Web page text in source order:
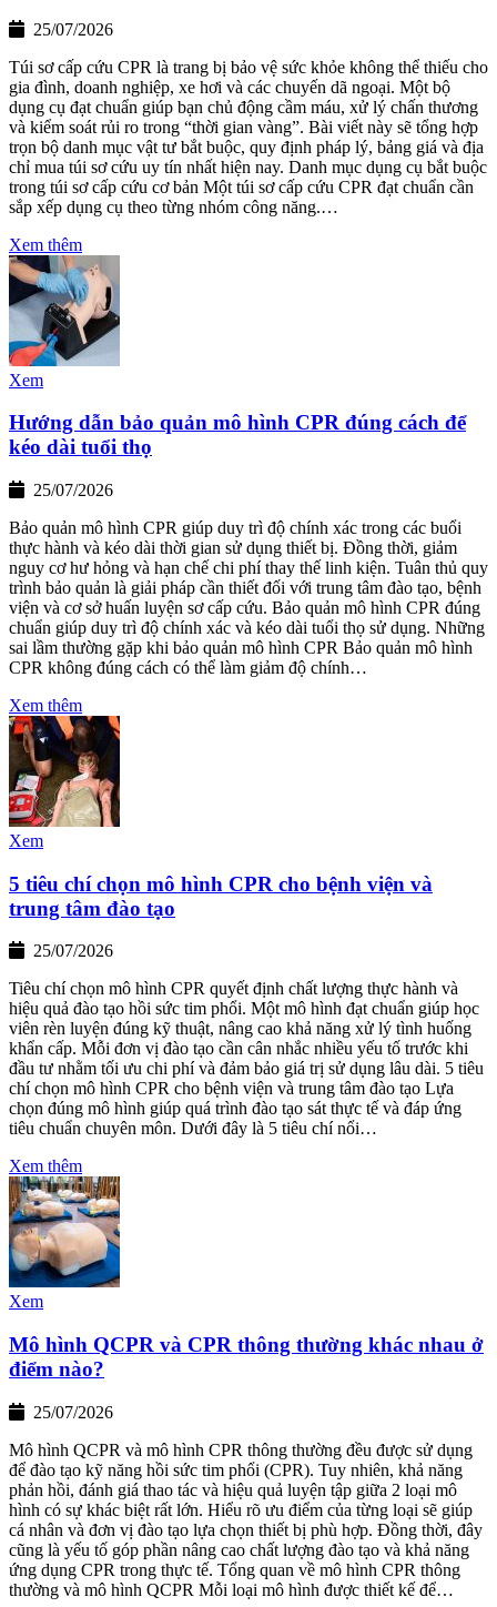
25/07/2026
Túi sơ cấp cứu CPR là trang bị bảo vệ sức khỏe không thể thiếu cho
gia đình, doanh nghiệp, xe hơi và các chuyến dã ngoại. Một bộ
dụng cụ đạt chuẩn giúp bạn chủ động cầm máu, xử lý chấn thương
và kiểm soát rủi ro trong “thời gian vàng”. Bài viết này sẽ tổng hợp
trọn bộ danh mục vật tư bắt buộc, quy định pháp lý, bảng giá và địa
chỉ mua túi sơ cứu uy tín nhất hiện nay. Danh mục dụng cụ bắt buộc
trong túi sơ cấp cứu cơ bản Một túi sơ cấp cứu CPR đạt chuẩn cần
sắp xếp dụng cụ theo từng nhóm công năng.…
Xem thêm
Xem
Hướng dẫn bảo quản mô hình CPR đúng cách để
kéo dài tuổi thọ
25/07/2026
Bảo quản mô hình CPR giúp duy trì độ chính xác trong các buổi
thực hành và kéo dài thời gian sử dụng thiết bị. Đồng thời, giảm
nguy cơ hư hỏng và hạn chế chi phí thay thế linh kiện. Tuân thủ quy
trình bảo quản là giải pháp cần thiết đối với trung tâm đào tạo, bệnh
viện và cơ sở huấn luyện sơ cấp cứu. Bảo quản mô hình CPR đúng
chuẩn giúp duy trì độ chính xác và kéo dài tuổi thọ sử dụng. Những
sai lầm thường gặp khi bảo quản mô hình CPR Bảo quản mô hình
CPR không đúng cách có thể làm giảm độ chính…
Xem thêm
Xem
5 tiêu chí chọn mô hình CPR cho bệnh viện và
trung tâm đào tạo
25/07/2026
Tiêu chí chọn mô hình CPR quyết định chất lượng thực hành và
hiệu quả đào tạo hồi sức tim phổi. Một mô hình đạt chuẩn giúp học
viên rèn luyện đúng kỹ thuật, nâng cao khả năng xử lý tình huống
khẩn cấp. Mỗi đơn vị đào tạo cần cân nhắc nhiều yếu tố trước khi
đầu tư nhằm tối ưu chi phí và đảm bảo giá trị sử dụng lâu dài. 5 tiêu
chí chọn mô hình CPR cho bệnh viện và trung tâm đào tạo Lựa
chọn đúng mô hình giúp quá trình đào tạo sát thực tế và đáp ứng
tiêu chuẩn chuyên môn. Dưới đây là 5 tiêu chí nổi…
Xem thêm
Xem
Mô hình QCPR và CPR thông thường khác nhau ở
điểm nào?
25/07/2026
Mô hình QCPR và mô hình CPR thông thường đều được sử dụng
để đào tạo kỹ năng hồi sức tim phổi (CPR). Tuy nhiên, khả năng
phản hồi, đánh giá thao tác và hiệu quả luyện tập giữa 2 loại mô
hình có sự khác biệt rất lớn. Hiểu rõ ưu điểm của từng loại sẽ giúp
cá nhân và đơn vị đào tạo lựa chọn thiết bị phù hợp. Đồng thời, đây
cũng là yếu tố góp phần nâng cao chất lượng đào tạo và khả năng
ứng dụng CPR trong thực tế. Tổng quan về mô hình CPR thông
thường và mô hình QCPR Mỗi loại mô hình được thiết kế để…